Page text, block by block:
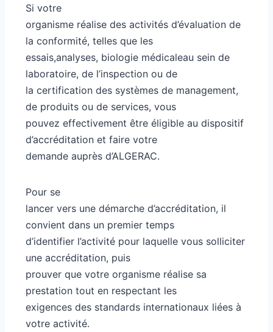
Si votre
organisme réalise des activités d’évaluation de
la conformité, telles que les
essais,analyses, biologie médicaleau sein de
laboratoire, de l’inspection ou de
la certification des systèmes de management,
de produits ou de services, vous
pouvez effectivement être éligible au dispositif
d’accréditation et faire votre
demande auprès d’ALGERAC.
Pour se
lancer vers une démarche d’accréditation, il
convient dans un premier temps
d’identifier l’activité pour laquelle vous solliciter
une accréditation, puis
prouver que votre organisme réalise sa
prestation tout en respectant les
exigences des standards internationaux liées à
votre activité.